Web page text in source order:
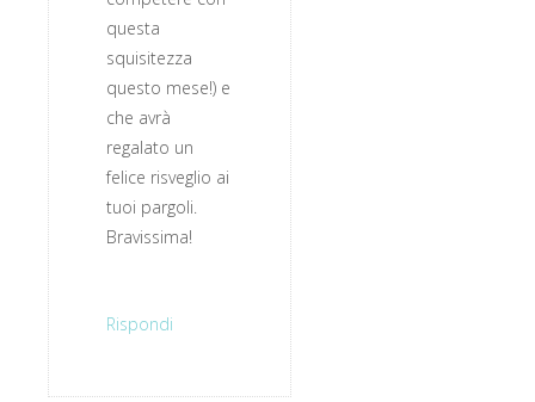
questa
squisitezza
questo mese!) e
che avrà
regalato un
felice risveglio ai
tuoi pargoli.
Bravissima!
Rispondi